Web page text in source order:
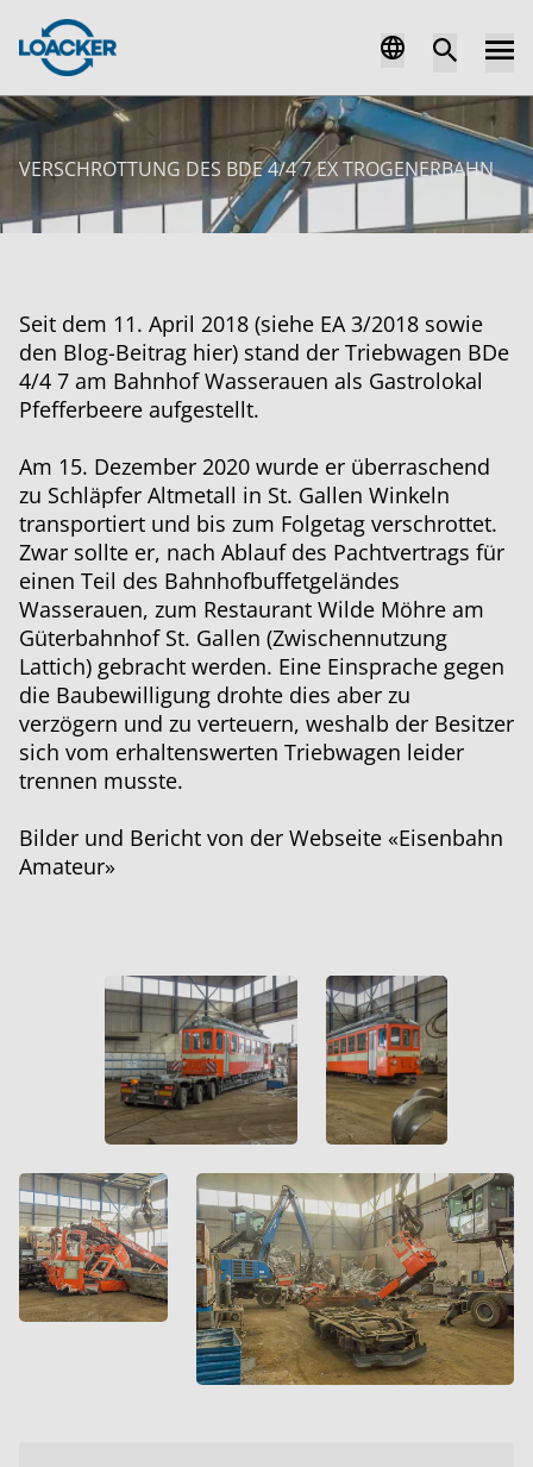
VERSCHROTTUNG DES BDE 4/4 7 EX TROGENERBAHN
Seit dem 11. April 2018 (siehe EA 3/2018 sowie
den Blog-Beitrag hier) stand der Triebwagen BDe
4/4 7 am Bahnhof Wasserauen als Gastrolokal
Pfefferbeere aufgestellt.
Am 15. Dezember 2020 wurde er überraschend
zu Schläpfer Altmetall in St. Gallen Winkeln
transportiert und bis zum Folgetag verschrottet.
Zwar sollte er, nach Ablauf des Pachtvertrags für
einen Teil des Bahnhofbuffetgeländes
Wasserauen, zum Restaurant Wilde Möhre am
Güterbahnhof St. Gallen (Zwischennutzung
Lattich) gebracht werden. Eine Einsprache gegen
die Baubewilligung drohte dies aber zu
verzögern und zu verteuern, weshalb der Besitzer
sich vom erhaltenswerten Triebwagen leider
trennen musste.
Bilder und Bericht von der Webseite «Eisenbahn
Amateur»